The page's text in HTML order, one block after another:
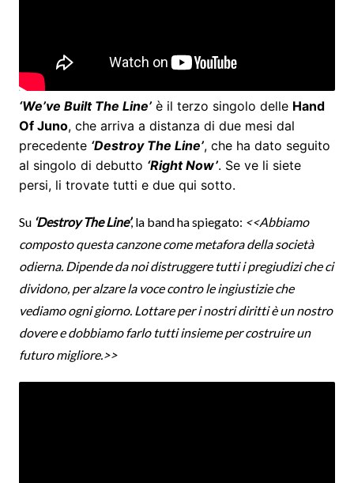
‘We’ve Built The Line’è il terzo singolo delle Hand
Of Juno, che arriva a distanza di due mesi dal
precedente ‘Destroy The Line’, che ha dato seguito
al singolo di debutto ‘Right Now’. Se ve li siete
persi, li trovate tutti e due qui sotto.
Su ‘Destroy The Line’, la band ha spiegato: <<Abbiamo
composto questa canzone come metafora della società
odierna. Dipende da noi distruggere tutti i pregiudizi che ci
dividono, per alzare la voce contro le ingiustizie che
vediamo ogni giorno. Lottare per i nostri diritti è un nostro
dovere e dobbiamo farlo tutti insieme per costruire un
futuro migliore.>>